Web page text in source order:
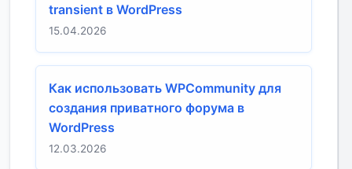
transient в WordPress
15.04.2026
Как использовать WPCommunity для
создания приватного форума в
WordPress
12.03.2026